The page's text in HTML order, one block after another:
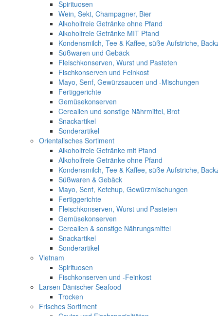
Spirituosen
Wein, Sekt, Champagner, Bier
Alkoholfreie Getränke ohne Pfand
Alkoholfreie Getränke MIT Pfand
Kondensmilch, Tee & Kaffee, süße Aufstriche,
Süßwaren und Gebäck
Fleischkonserven, Wurst und Pasteten
Fischkonserven und Feinkost
Mayo, Senf, Gewürzsaucen und -Mischungen
Fertiggerichte
Gemüsekonserven
Cerealien und sonstige Nährmittel, Brot
Snackartikel
Sonderartikel
Orientalisches Sortiment
Alkoholfreie Getränke mit Pfand
Alkoholfreie Getränke ohne Pfand
Kondensmilch, Tee & Kaffee, süße Aufstriche,
Süßwaren & Gebäck
Mayo, Senf, Ketchup, Gewürzmischungen
Fertiggerichte
Fleischkonserven, Wurst und Pasteten
Gemüsekonserven
Cerealien & sonstige Nährungsmittel
Snackartikel
Sonderartikel
Vietnam
Spirituosen
Fischkonserven und -Feinkost
Larsen Dänischer Seafood
Trocken
Frisches Sortiment